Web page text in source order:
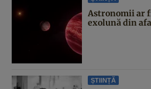
Astronomii ar
exolună din
ȘTIINȚĂ